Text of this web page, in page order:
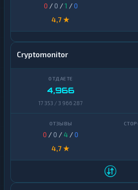
0 / 0 /1 /0
4,7 ★
Cryptomonitor
4,966
17 353 / 3 966 287
0 / 0 / 4 /0
4,7 ★